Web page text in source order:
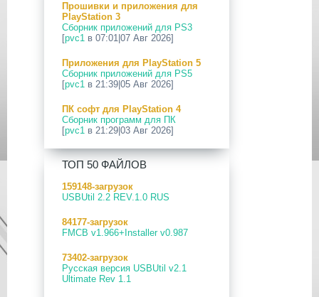
24 Апр 2026
[PS5] Программное Обеспечение
26.03-13.20.00 для PlayStation 5
12 Апр 2026
[PS Portal] Программное
Обеспечение 7.0.2 для PS Portal
09 Апр 2026
[PS3|CFW] webMAN MOD
v1.47.48p
29 Мар 2026
[PS3] PS3HEN v3.5.0
19 Мар 2026
[PS Portal] Программное
18 Мар 2026
4.93 для PlayStation 3
17 Мар 2026
Прошивки и приложения для
PlayStation 3
Сборник приложений для PS3
[pvc1 в 07:01|07 Авг 2026]
Приложения для PlayStation 5
Сборник приложений для PS5
[pvc1 в 21:39|05 Авг 2026]
ПК софт для PlayStation 4
Сборник программ для ПК
[pvc1 в 21:29|03 Авг 2026]
ПК софт для PlayStation 5
Сборник программ для ПК
Приложения для PlayStation 5
[pvc1в 09:02|03 Авг 2026]
PS5 payload shsrv v0.20
[pvc1в 20:58|02 Авг 2026]
ТОП 50 ФАЙЛОВ
159148-загрузок
USBUtil 2.2 REV.1.0 RUS
84177-загрузок
FMCB v1.966+Installer v0.987
73402-загрузок
Русская версия USBUtil v2.1
Ultimate Rev 1.1